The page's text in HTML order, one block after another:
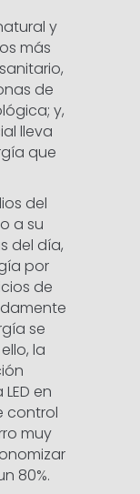
y
más
de
y,
lleva
que
del
a su
del día,
por
de
se
la
en
control
muy
80%.